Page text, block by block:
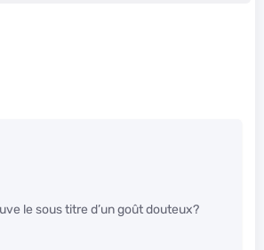
le sous titre d’un goût douteux?